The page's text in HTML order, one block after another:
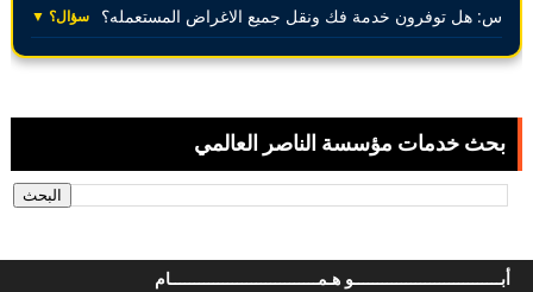
س: هل توفرون خدمة فك ونقل جميع الاغراض المستعمله؟ سؤال؟ ▼
بحث خدمات مؤسسة الناصر العالمي
أبـــــــــــــــــــــــــــــــو هـمـــــــــــــــــــــــــــــــام